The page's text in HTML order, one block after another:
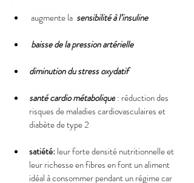
augmente la sensibilité à l’insuline
baisse de la pression artérielle
diminution du stress oxydatif
santé cardio métabolique : réduction des
risques de maladies cardiovasculaires et
diabète de type 2
satiété: leur forte densité nutritionnelle et
leur richesse en fibres en font un aliment
idéal à consommer pendant un régime car